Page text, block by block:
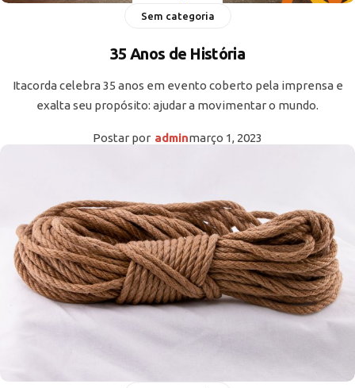
Sem categoria
35 Anos de História
Itacorda celebra 35 anos em evento coberto pela imprensa e
exalta seu propósito: ajudar a movimentar o mundo.
Postar por adminmarço 1, 2023